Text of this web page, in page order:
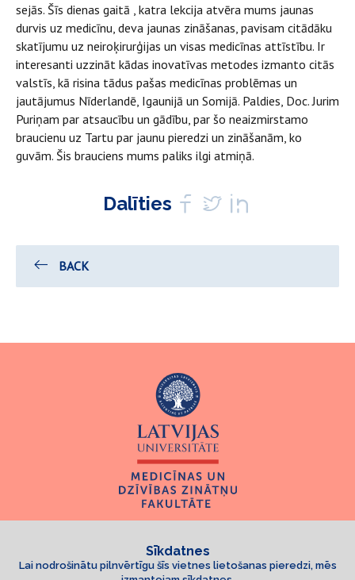
sejās. Šīs dienas gaitā , katra lekcija atvēra mums jaunas
durvis uz medicīnu, deva jaunas zināšanas, pavisam citādāku
skatījumu uz neiroķirurģijas un visas medicīnas attīstību. Ir
interesanti uzzināt kādas inovatīvas metodes izmanto citās
valstīs, kā risina tādus pašas medicīnas problēmas un
jautājumus Nīderlandē, Igaunijā un Somijā. Paldies, Doc. Jurim
Puriņam par atsaucību un gādību, par šo neaizmirstamo
braucienu uz Tartu par jaunu pieredzi un zināšanām, ko
guvām. Šis brauciens mums paliks ilgi atmiņā.
Dalīties
BACK
Sīkdatnes
Lai nodrošinātu pilnvērtīgu šīs vietnes lietošanas pieredzi, mēs